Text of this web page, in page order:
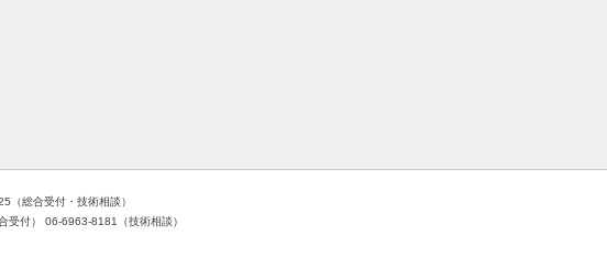
総合受付・技術相談）
付） 06-6963-8181（技術相談）